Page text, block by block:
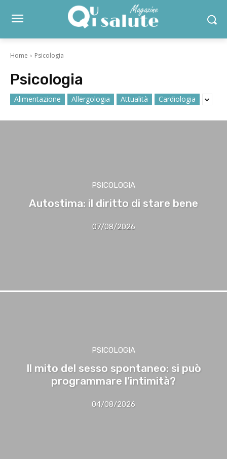
Home Psicologia
Psicologia
Alimentazione Allergologia Attualità Cardiologia
PSICOLOGIA
Autostima: il diritto di stare bene
07/08/2026
PSICOLOGIA
Il mito del sesso spontaneo: si può
programmare l’intimità?
04/08/2026